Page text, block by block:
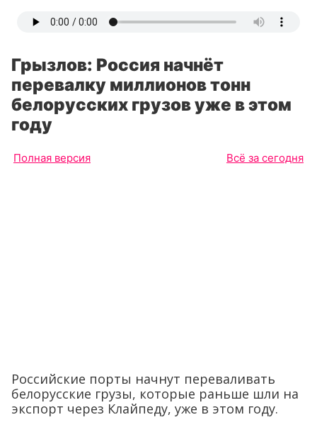
Грызлов: Россия начнёт
перевалку миллионов тонн
белорусских грузов уже в этом
году
Полная версия Всё за сегодня
Российские порты начнут переваливать
белорусские грузы, которые раньше шли на
экспорт через Клайпеду, уже в этом году.